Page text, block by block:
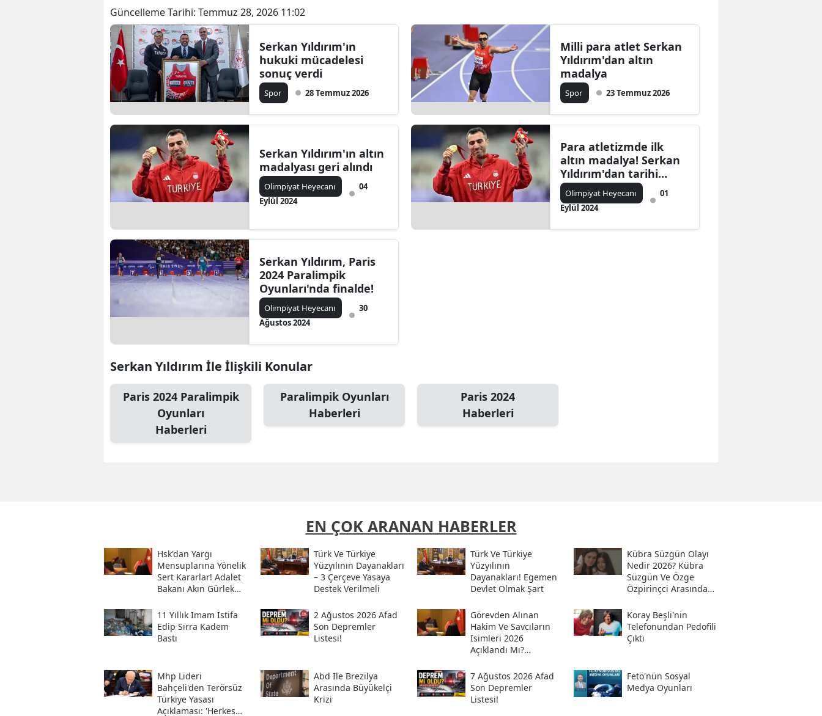
Güncelleme Tarihi: Temmuz 28, 2026 11:02
Serkan Yıldırım'ın
hukuki mücadelesi
sonuç verdi
Spor 28 Temmuz 2026
Milli para atlet Serkan
Yıldırım'dan altın
madalya
Spor 23 Temmuz 2026
Serkan Yıldırım'ın altın
madalyası geri alındı
Olimpiyat Heyecanı
04
Eylül 2024
Para atletizmde ilk
altın madalya! Serkan
Yıldırım'dan tarihi
başarı
Olimpiyat Heyecanı
01
Eylül 2024
Serkan Yıldırım, Paris
2024 Paralimpik
Oyunları'nda finalde!
Olimpiyat Heyecanı
30
Ağustos 2024
Serkan Yıldırım İle İlişkili Konular
Paris 2024 Paralimpik
Oyunları
Haberleri
Paralimpik Oyunları
Haberleri
Paris 2024
Haberleri
EN ÇOK ARANAN HABERLER
Hsk'dan Yargı
Mensuplarına Yönelik
Sert Kararlar! Adalet
Bakanı Akın Gürlek
Hesabından Açıkladı
Türk Ve Türkiye
Yüzyılının Dayanakları
– 3 Çerçeve Yasaya
Destek Verilmeli
Türk Ve Türkiye
Yüzyılının
Dayanakları! Egemen
Devlet Olmak Şart
Kübra Süzgün Olayı
Nedir 2026? Kübra
Süzgün Ve Özge
Özpirinçci Arasında
11 Yıllık Imam Istifa
Edip Sırra Kadem
Bastı
2 Ağustos 2026 Afad
Son Depremler
Listesi!
Görevden Alınan
Hakim Ve Savcıların
Isimleri 2026
Açıklandı Mı?
Edilen Hakim Ve
Savcılar Isim Listesi
Koray Beşli'nin
Telefonundan Pedofili
Çıktı
Mhp Lideri
Bahçeli'den Terörsüz
Türkiye Yasası
Açıklaması: 'herkes
Abd Ile Brezilya
Arasında Büyükelçi
Krizi
7 Ağustos 2026 Afad
Son Depremler
Listesi!
Fetö'nün Sosyal
Medya Oyunları